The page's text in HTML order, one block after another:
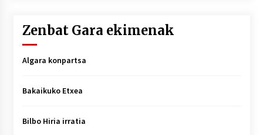
Zenbat Gara ekimenak
Algara konpartsa
Bakaikuko Etxea
Bilbo Hiria irratia